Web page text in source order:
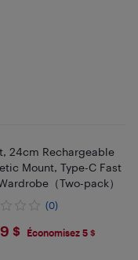
24cm Rechargeable
Mount, Type-C Fast
（Two-pack）
(0)
$ Économisez 5 $